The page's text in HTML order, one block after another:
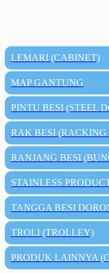
LEMARI (CABINET)
MAP GANTUNG
PINTU BESI (STEEL
RAK BESI (RACKING
RANJANG BESI
STAINLESS
TANGGA BESI
TROLI (TROLLEY)
PRODUK LAINNYA